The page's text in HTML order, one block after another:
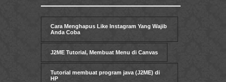
Cara Menghapus Like Instagram Yang Wajib
Anda Coba
J2ME Tutorial, Membuat Menu di Canvas
Tutorial membuat program java (J2ME) di
HP